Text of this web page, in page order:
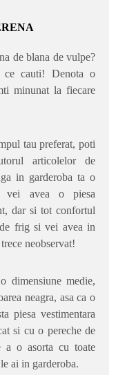
de blana de vulpe?
ce cauti! Denota o
minunat la fiecare
tau preferat, poti
articolelor de
in garderoba ta o
vei avea o piesa
dar si tot confortul
frig si vei avea in
neobservat!
dimensiune medie,
neagra, asa ca o
piesa vestimentara
si cu o pereche de
a o asorta cu toate
ai in garderoba.